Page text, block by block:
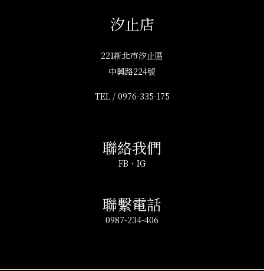
汐止店
221新北市汐止區
中興路224號
TEL / 0976-335-175
聯絡我們
FB 、 IG
聯繫電話
0987-234-406